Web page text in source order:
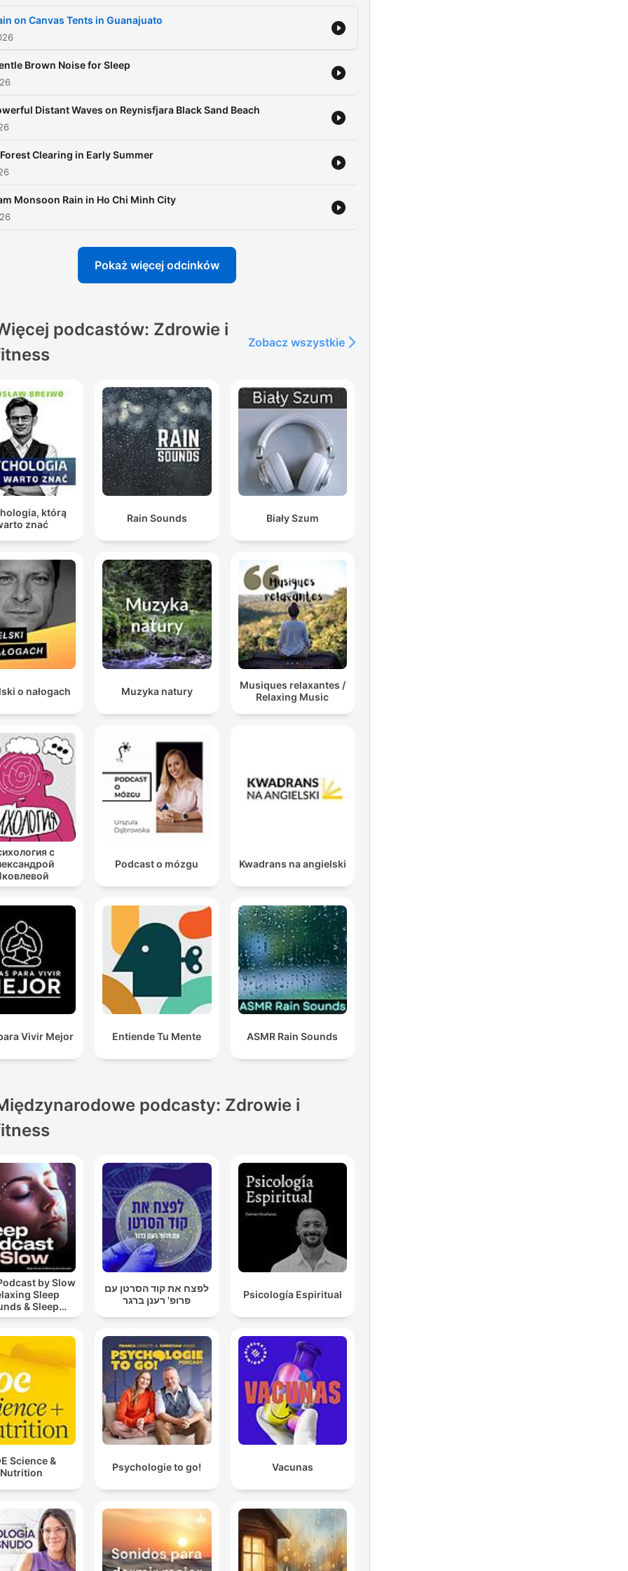
on Canvas Tents in Guanajuato
Brown Noise for Sleep
Distant Waves on Reynisfjara Black Sand Beach
Clearing in Early Summer
Monsoon Rain in Ho Chi Minh City
Pokaż więcej odcinków
podcastów: Zdrowie i
Zobacz wszystkie
którą
znać
Rain Sounds Biały Szum
o nałogach Muzyka natury
Musiques relaxantes /
Relaxing Music
с
Podcast o mózgu Kwadrans na angielski
Vivir Mejor Entiende Tu Mente ASMR Rain Sounds
podcasty: Zdrowie i
by Slow
Sleep
& Sleep
| Nature Sound
לפצח את קוד הסרטן עם
פרופ' רענן ברגר
Psicología Espiritual
Science &
Nutrition
Psychologie to go! Vacunas